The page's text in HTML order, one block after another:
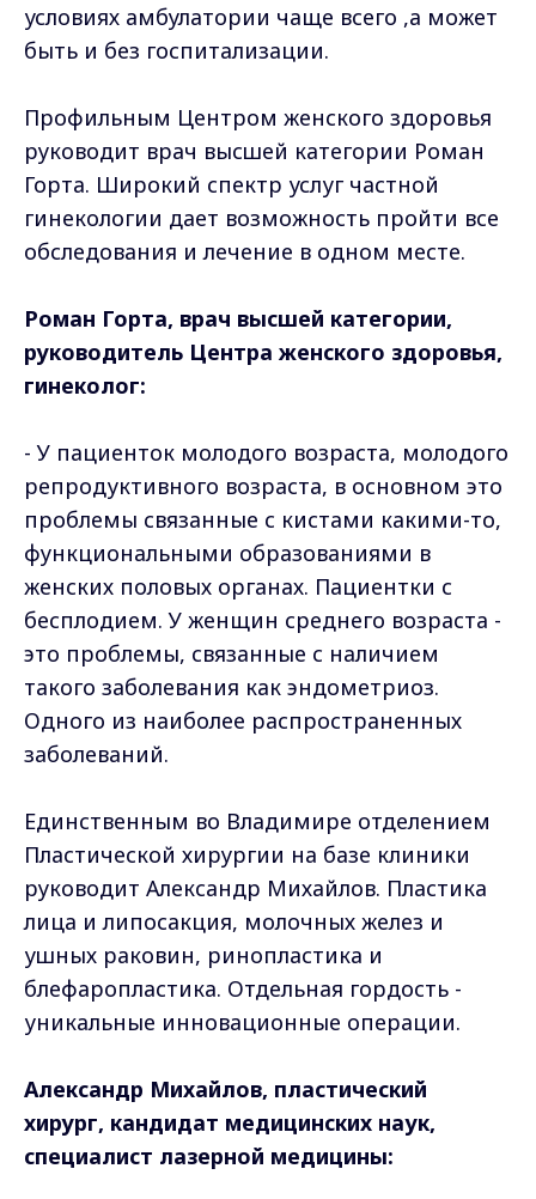
условиях амбулатории чаще всего ,а может
быть и без госпитализации.
Профильным Центром женского здоровья
руководит врач высшей категории Роман
Горта. Широкий спектр услуг частной
гинекологии дает возможность пройти все
обследования и лечение в одном месте.
Роман Горта, врач высшей категории,
руководитель Центра женского здоровья,
гинеколог:
- У пациенток молодого возраста, молодого
репродуктивного возраста, в основном это
проблемы связанные с кистами какими-то,
функциональными образованиями в
женских половых органах. Пациентки с
бесплодием. У женщин среднего возраста -
это проблемы, связанные с наличием
такого заболевания как эндометриоз.
Одного из наиболее распространенных
заболеваний.
Единственным во Владимире отделением
Пластической хирургии на базе клиники
руководит Александр Михайлов. Пластика
лица и липосакция, молочных желез и
ушных раковин, ринопластика и
блефаропластика. Отдельная гордость -
уникальные инновационные операции.
Александр Михайлов, пластический
хирург, кандидат медицинских наук,
специалист лазерной медицины: